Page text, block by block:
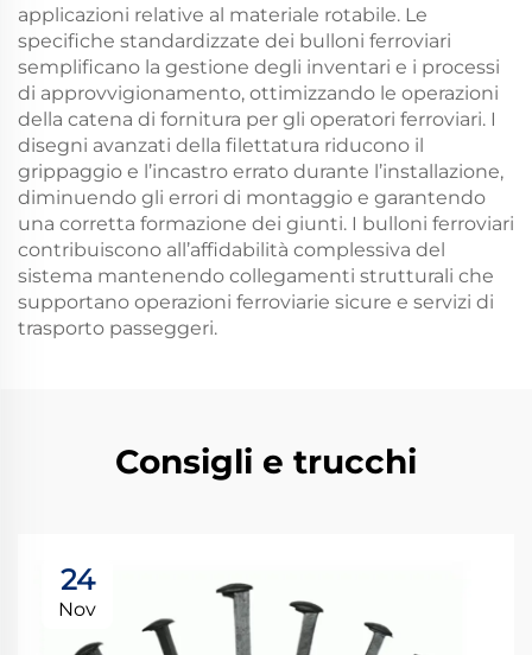
applicazioni relative al materiale rotabile. Le
specifiche standardizzate dei bulloni ferroviari
semplificano la gestione degli inventari e i processi
di approvvigionamento, ottimizzando le operazioni
della catena di fornitura per gli operatori ferroviari. I
disegni avanzati della filettatura riducono il
grippaggio e l’incastro errato durante l’installazione,
diminuendo gli errori di montaggio e garantendo
una corretta formazione dei giunti. I bulloni ferroviari
contribuiscono all’affidabilità complessiva del
sistema mantenendo collegamenti strutturali che
supportano operazioni ferroviarie sicure e servizi di
trasporto passeggeri.
Consigli e trucchi
24
Nov